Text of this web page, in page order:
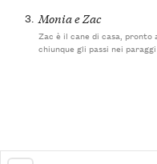
3. Monia e Zac
Zac è il cane di casa,
chiunque gli passi nei paraggi